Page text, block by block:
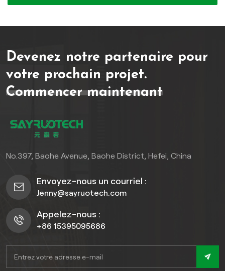
de haute qualité, résistant
les jardins et autres
espaces extérieurs. Sa
texture 3D en relief
profond confère non
agréable, mais améliore
également son adhérence,
évitant ainsi les glissades,
Cette terrasse allie
durabilité et esthétique,
offrant une solution
durable et élégante pour
les espaces extérieurs.
Devenez notre partenaire pour
votre prochain projet.
Commencer maintenant
No.397, Baohe Avenue, Baohe District, Hefei, China
Envoyez-nous un courriel :
Jenny@sayruotech.com
Appelez-nous :
+86 15395095686